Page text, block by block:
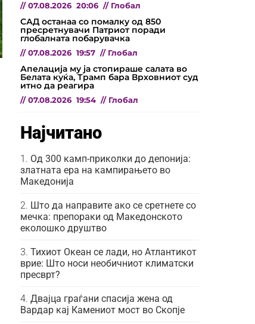
// 07.08.2026 20:06 // Глобал
САД останаа со помалку од 850
пресретнувачи Патриот поради
глобалната побарувачка
// 07.08.2026 19:57 // Глобал
Апелација му ја стопираше салата во
Белата куќа, Трамп бара Врховниот суд
итно да реагира
// 07.08.2026 19:54 // Глобал
Најчитано
Од 300 камп-приколки до депонија:
златната ера на кампирањето во
Македонија
Што да направите ако се сретнете со
мечка: препораки од Македонското
еколошко друштво
Тихиот Океан се лади, но Атлантикот
врие: Што носи необичниот климатски
пресврт?
Двајца граѓани спасија жена од
Вардар кај Камениот мост во Скопје